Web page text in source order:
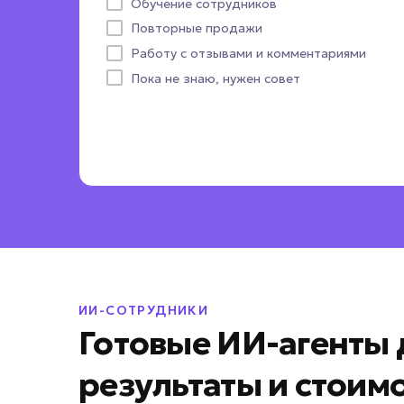
Повторные продажи
Работу с отзывами и комментариями
Пока не знаю, нужен совет
Пока не определились
ИИ-СОТРУДНИКИ
Готовые ИИ-
результаты и